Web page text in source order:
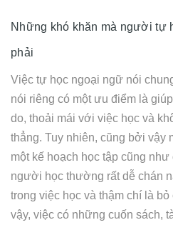
Những khó khăn mà người tự
phải
Việc tự học ngoại ngữ nói
nói riêng có một ưu điểm là
do, thoải mái với việc học và
thẳng. Tuy nhiên, cũng bởi vậy
một kế hoạch học tập cũng
người học thường rất dễ chán
trong việc học và thậm chí là
vậy, việc có những cuốn sách,